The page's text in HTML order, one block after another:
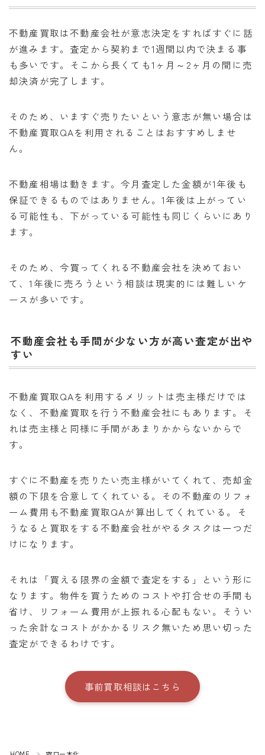
不動産買取は不動産会社が意志決定をすればすぐに話
が進みます。査定から契約まで1週間以内で決まる事
も多いです。そこから長くても1ヶ月～2ヶ月の間に売
却決済が完了します。
そのため、いますぐ売りたいという意志が無い場合は
不動産買取QAを利用されることはおすすめしませ
ん。
不動産相場は動きます。今月査定した金額が1年後も
保証できるものではありません。1年後は上がってい
る可能性も、下がっている可能性も同じくらいにあり
ます。
そのため、今買ってくれる不動産会社を決めておい
て、1年後に売ろうという相談は現実的には難しいケ
ースが多いです。
不動産会社も手間が少ない方が高い査定が出や
すい
不動産買取QAを利用するメリットは売主様だけでは
なく、不動産買取を行う不動産会社にもあります。そ
れは売主様と同様に手間があまりかからないからで
す。
すぐに不動産を売りたい売主様がいてくれて、売却金
額の下限を合意してくれている。その不動産のリフォ
ーム費用も不動産買取QAが算出してくれている。そ
うなると買取をする不動産会社がやるタスクは一つだ
けになります。
それは「買える限界の金額で査定をする」という形に
なります。物件を買うためのコストや打合せの手間も
省け、リフォーム費用が上振れる心配もない。そうい
った余計なコストがかかるリスク無いため思い切った
査定ができるわけです。
事前買取相談はこちら